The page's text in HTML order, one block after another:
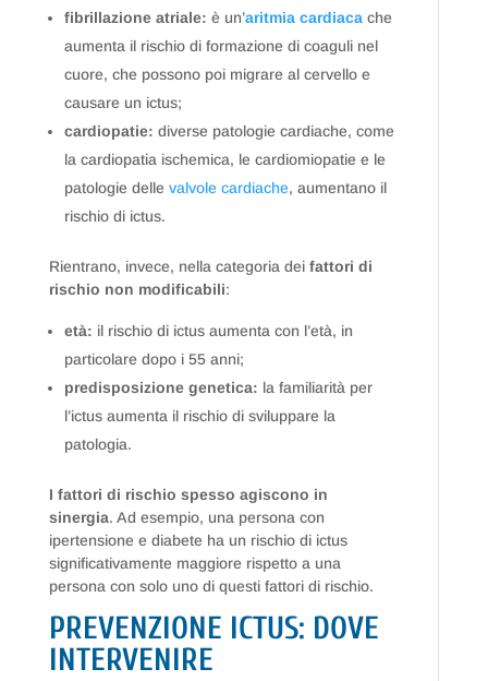
fibrillazione atriale: è un’aritmia cardiacache
aumenta il rischio di formazione di coaguli nel
cuore, che possono poi migrare al cervello e
causare un ictus;
cardiopatie: diverse patologie cardiache, come
la cardiopatia ischemica, le cardiomiopatie e le
patologie delle valvole cardiache, aumentano il
rischio di ictus.
Rientrano, invece, nella categoria dei fattori di
rischio non modificabili:
età: il rischio di ictus aumenta con l’età, in
particolare dopo i 55 anni;
predisposizione genetica: la familiarità per
l’ictus aumenta il rischio di sviluppare la
patologia.
I fattori di rischio spesso agiscono in
sinergia. Ad esempio, una persona con
ipertensione e diabete ha un rischio di ictus
significativamente maggiore rispetto a una
persona con solo uno di questi fattori di rischio.
PREVENZIONE ICTUS: DOVE
INTERVENIRE